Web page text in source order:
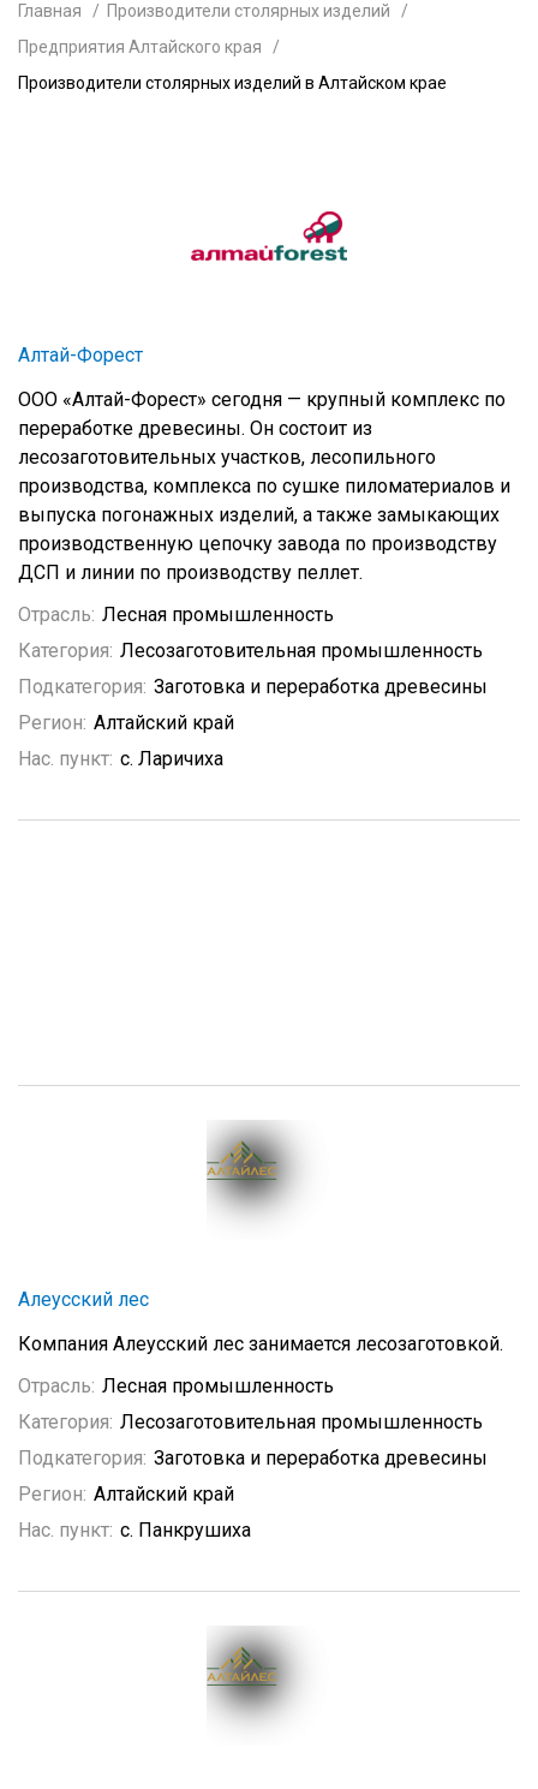
Главная
Производители столярных изделий
Предприятия Алтайского края
Производители столярных изделий в Алтайском крае
Алтай-Форест
ООО «Алтай-Форест» сегодня — крупный комплекс по
переработке древесины. Он состоит из
лесозаготовительных участков, лесопильного
производства, комплекса по сушке пиломатериалов и
выпуска погонажных изделий, а также замыкающих
производственную цепочку завода по производству
ДСП и линии по производству пеллет.
Отрасль: Лесная промышленность
Категория: Лесозаготовительная промышленность
Подкатегория: Заготовка и переработка древесины
Регион: Алтайский край
Нас. пункт: с. Ларичиха
Алеусский лес
Компания Алеусский лес занимается лесозаготовкой.
Отрасль: Лесная промышленность
Категория: Лесозаготовительная промышленность
Подкатегория: Заготовка и переработка древесины
Регион: Алтайский край
Нас. пункт: с. Панкрушиха